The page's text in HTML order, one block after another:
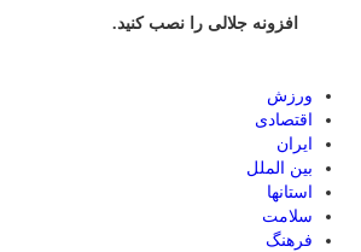
افزونه جلالی را نصب کنید.
ورزش
اقتصادی
ایران
بین الملل
استانها
سلامت
فرهنگ